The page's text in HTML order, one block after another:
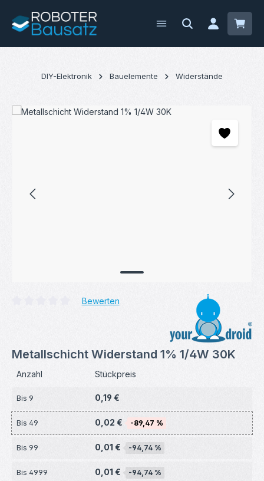
Zum Hauptinhalt springen
DIY-Elektronik Bauelemente Widerstände
Bildergalerie überspringen
Durchschnittliche Bewertung von 0 von 5 Sternen
Bewerten
Metallschicht Widerstand 1% 1/4W 30K
Anzahl Stückpreis
Bis 9 0,19 €
Bis 49 0,02 € -89,47 %
Bis 99 0,01 € -94,74 %
Bis 4999 0,01 € -94,74 %